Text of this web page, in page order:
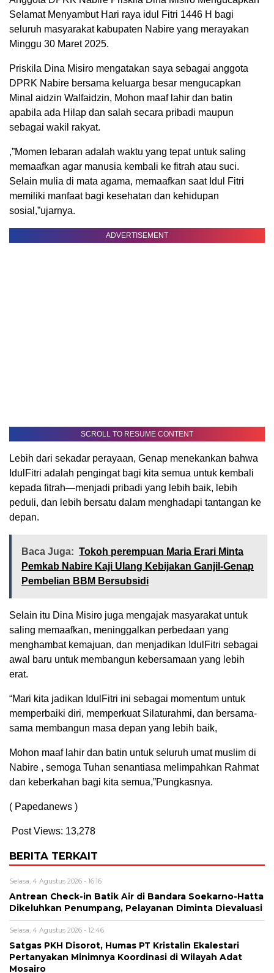
Selamat Menyambut Hari raya idul Fitri 1446 H bagi
seluruh masyarakat kabupaten Nabire yang merayakan
Minggu 30 Maret 2025.
Priskila Dina Misiro mengatakan saya sebagai anggota
DPRK Nabire bersama keluarga besar mengucapkan
Minal aidzin Walfaidzin, Mohon maaf lahir dan batin
apabila ada Hilap dan salah secara pribadi maupun
sebagai wakil rakyat.
,”Momen lebaran adalah waktu yang tepat untuk saling
memaafkan agar manusia kembali ke fitrah atau suci.
Selain mulia di mata agama, memaafkan saat Idul Fitri
memiliki manfaat bagi kesehatan dan kehidupan
sosial,”ujarnya.
ADVERTISEMENT
SCROLL TO RESUME CONTENT
Lebih dari sekadar perayaan, Genap menekankan bahwa
IdulFitri adalah pengingat bagi kita semua untuk kembali
kepada fitrah—menjadi pribadi yang lebih baik, lebih
peduli, dan lebih bersatu dalam menghadapi tantangan ke
depan.
Baca Juga: Tokoh perempuan Maria Erari Minta
Pemkab Nabire Kaji Ulang Kebijakan Ganjil-Genap
Pembelian BBM Bersubsidi
Selain itu Dina Misiro juga mengajak masyarakat untuk
saling memaafkan, meninggalkan perbedaan yang
menghambat kemajuan, dan menjadikan IdulFitri sebagai
awal baru untuk membangun kebersamaan yang lebih
erat.
“Mari kita jadikan IdulFitri ini sebagai momentum untuk
memperbaiki diri, memperkuat Silaturahmi, dan bersama-
sama membangun masa depan yang lebih baik,
Mohon maaf lahir dan batin untuk seluruh umat muslim di
Nabire , semoga Tuhan senantiasa melimpahkan Rahmat
dan keberkahan bagi kita semua,”Pungkasnya.
( Papedanews )
Post Views: 13,278
BERITA TERKAIT
Selasa, 4 Agustus 2026 - 16:16
Antrean Check-in Batik Air di Bandara Soekarno-Hatta
Dikeluhkan Penumpang, Pelayanan Diminta Dievaluasi
Selasa, 4 Agustus 2026 - 12:46
Satgas PKH Disorot, Humas PT Kristalin Ekalestari
Pertanyakan Minimnya Koordinasi di Wilayah Adat
Mosairo